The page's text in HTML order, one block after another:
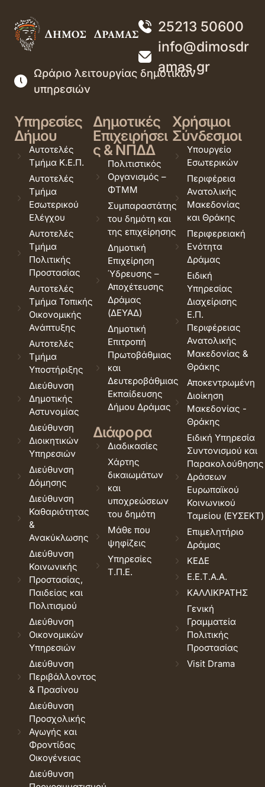
25213 50600
info@dimosdr
amas.gr
Ωράριο λειτουργίας δημοτικών
υπηρεσιών
Υπηρεσίες
Δήμου
Αυτοτελές
Τμήμα Κ.Ε.Π.
Αυτοτελές
Τμήμα
Εσωτερικού
Ελέγχου
Αυτοτελές
Τμήμα
Πολιτικής
Προστασίας
Αυτοτελές
Τμήμα Τοπικής
Οικονομικής
Ανάπτυξης
Αυτοτελές
Τμήμα
Υποστήριξης
Διεύθυνση
Δημοτικής
Αστυνομίας
Διεύθυνση
Διοικητικών
Υπηρεσιών
Διεύθυνση
Δόμησης
Διεύθυνση
Καθαριότητας
&
Ανακύκλωσης
Διεύθυνση
Κοινωνικής
Προστασίας,
Παιδείας και
Πολιτισμού
Διεύθυνση
Οικονομικών
Υπηρεσιών
Διεύθυνση
Περιβάλλοντος
& Πρασίνου
Διεύθυνση
Προσχολικής
Αγωγής και
Φροντίδας
Οικογένειας
Διεύθυνση
Δημοτικές
Επιχειρήσει
ς & ΝΠΔΔ
Πολιτιστικός
Οργανισμός –
ΦΤΜΜ
Συμπαραστάτης
του δημότη και
της επιχείρησης
Δημοτική
Επιχείρηση
Ύδρευσης –
Αποχέτευσης
Δράμας
(ΔΕΥΑΔ)
Δημοτική
Επιτροπή
Πρωτοβάθμιας
και
Δευτεροβάθμιας
Εκπαίδευσης
Δήμου Δράμας
Διάφορα
Διαδικασίες
Χάρτης
δικαιωμάτων
και
υποχρεώσεων
του δημότη
Μάθε που
ψηφίζεις
Υπηρεσίες
Τ.Π.Ε.
Χρήσιμοι
Σύνδεσμοι
Υπουργείο
Εσωτερικών
Περιφέρεια
Ανατολικής
Μακεδονίας
και Θράκης
Περιφερειακή
Ενότητα
Δράμας
Ειδική
Υπηρεσίας
Διαχείρισης
Ε.Π.
Περιφέρειας
Ανατολικής
Μακεδονίας &
Θράκης
Αποκεντρωμένη
Διοίκηση
Μακεδονίας -
Θράκης
Ειδική Υπηρεσία
Συντονισμού και
Παρακολούθησης
Δράσεων
Ευρωπαϊκού
Κοινωνικού
Ταμείου (ΕΥΣΕΚΤ)
Επιμελητήριο
Δράμας
ΚΕΔΕ
Ε.Ε.Τ.Α.Α.
ΚΑΛΛΙΚΡΑΤΗΣ
Γενική
Γραμματεία
Πολιτικής
Προστασίας
Visit Drama